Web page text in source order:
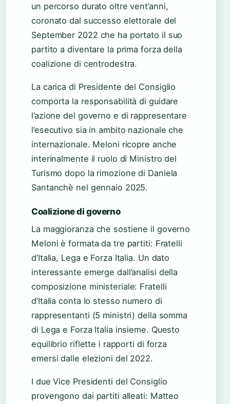
un percorso durato oltre vent’anni,
coronato dal successo elettorale del
September 2022 che ha portato il suo
partito a diventare la prima forza della
coalizione di centrodestra.
La carica di Presidente del Consiglio
comporta la responsabilità di guidare
l’azione del governo e di rappresentare
l’esecutivo sia in ambito nazionale che
internazionale. Meloni ricopre anche
interinalmente il ruolo di Ministro del
Turismo dopo la rimozione di Daniela
Santanchè nel gennaio 2025.
Coalizione di governo
La maggioranza che sostiene il governo
Meloni è formata da tre partiti: Fratelli
d’Italia, Lega e Forza Italia. Un dato
interessante emerge dall’analisi della
composizione ministeriale: Fratelli
d’Italia conta lo stesso numero di
rappresentanti (5 ministri) della somma
di Lega e Forza Italia insieme. Questo
equilibrio riflette i rapporti di forza
emersi dalle elezioni del 2022.
I due Vice Presidenti del Consiglio
provengono dai partiti alleati: Matteo